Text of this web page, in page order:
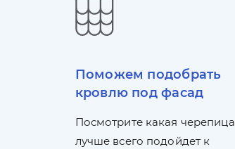
Поможем подобрать
кровлю под фасад
Посмотрите какая черепица
лучше всего подойдет к